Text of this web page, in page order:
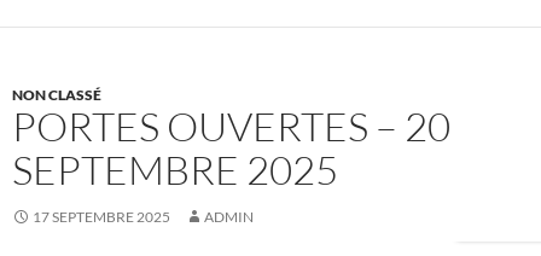
NON CLASSÉ
PORTES OUVERTES – 20
SEPTEMBRE 2025
17 SEPTEMBRE 2025 ADMIN